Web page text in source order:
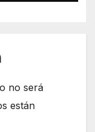
no será
están